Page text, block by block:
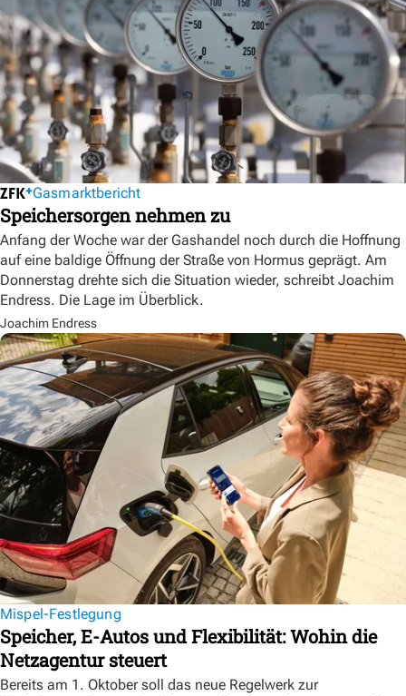
Gasmarktbericht
Speichersorgen nehmen zu
Anfang der Woche war der Gashandel noch durch die Hoffnung
auf eine baldige Öffnung der Straße von Hormus geprägt. Am
Donnerstag drehte sich die Situation wieder, schreibt Joachim
Endress. Die Lage im Überblick.
Joachim Endress
Mispel-Festlegung
Speicher, E-Autos und Flexibilität: Wohin die
Netzagentur steuert
Bereits am 1. Oktober soll das neue Regelwerk zur